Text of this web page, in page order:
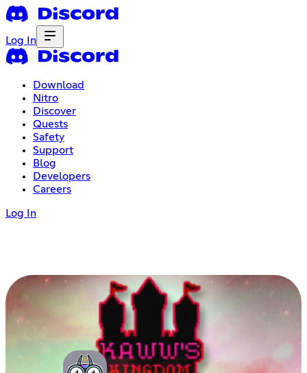
Log In
Download
Nitro
Discover
Quests
Safety
Support
Blog
Developers
Careers
Log In